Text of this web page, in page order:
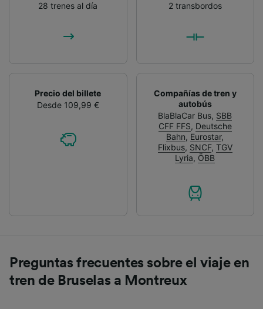
28 trenes al día
2 transbordos
Precio del billete
Desde 109,99 €
Compañías de tren y
autobús
BlaBlaCar Bus, SBB
CFF FFS, Deutsche
Bahn, Eurostar,
Flixbus, SNCF, TGV
Lyria, ÖBB
Preguntas frecuentes sobre el viaje en
tren de Bruselas a Montreux